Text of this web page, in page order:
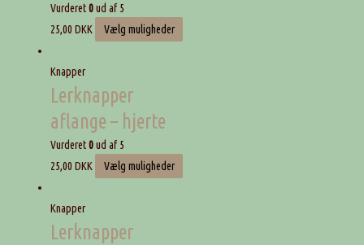
Vurderet0ud af 5
25,00 DKK Vælg muligheder
Knapper
Lerknapper
aflange – hjerte
Vurderet0ud af 5
25,00 DKK Vælg muligheder
Knapper
Lerknapper